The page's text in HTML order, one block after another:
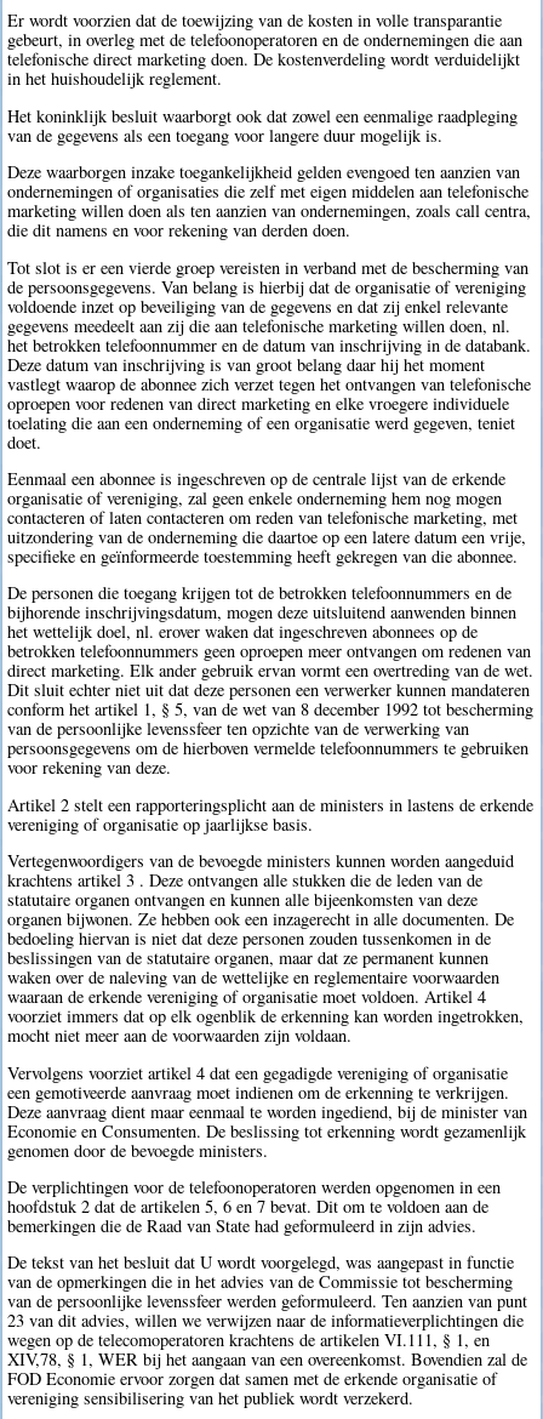
Er wordt voorzien dat de toewijzing van de kosten in volle transparantie
gebeurt, in overleg met de telefoonoperatoren en de ondernemingen die aan
telefonische direct marketing doen. De kostenverdeling wordt verduidelijkt
in het huishoudelijk reglement.
Het koninklijk besluit waarborgt ook dat zowel een eenmalige raadpleging
van de gegevens als een toegang voor langere duur mogelijk is.
Deze waarborgen inzake toegankelijkheid gelden evengoed ten aanzien van
ondernemingen of organisaties die zelf met eigen middelen aan telefonische
marketing willen doen als ten aanzien van ondernemingen, zoals call centra,
die dit namens en voor rekening van derden doen.
Tot slot is er een vierde groep vereisten in verband met de bescherming van
de persoonsgegevens. Van belang is hierbij dat de organisatie of vereniging
voldoende inzet op beveiliging van de gegevens en dat zij enkel relevante
gegevens meedeelt aan zij die aan telefonische marketing willen doen, nl.
het betrokken telefoonnummer en de datum van inschrijving in de databank.
Deze datum van inschrijving is van groot belang daar hij het moment
vastlegt waarop de abonnee zich verzet tegen het ontvangen van telefonische
oproepen voor redenen van direct marketing en elke vroegere individuele
toelating die aan een onderneming of een organisatie werd gegeven, teniet
doet.
Eenmaal een abonnee is ingeschreven op de centrale lijst van de erkende
organisatie of vereniging, zal geen enkele onderneming hem nog mogen
contacteren of laten contacteren om reden van telefonische marketing, met
uitzondering van de onderneming die daartoe op een latere datum een vrije,
specifieke en geïnformeerde toestemming heeft gekregen van die abonnee.
De personen die toegang krijgen tot de betrokken telefoonnummers en de
bijhorende inschrijvingsdatum, mogen deze uitsluitend aanwenden binnen
het wettelijk doel, nl. erover waken dat ingeschreven abonnees op de
betrokken telefoonnummers geen oproepen meer ontvangen om redenen van
direct marketing. Elk ander gebruik ervan vormt een overtreding van de wet.
Dit sluit echter niet uit dat deze personen een verwerker kunnen mandateren
conform het artikel 1, § 5, van de wet van 8 december 1992 tot bescherming
van de persoonlijke levenssfeer ten opzichte van de verwerking van
persoonsgegevens om de hierboven vermelde telefoonnummers te gebruiken
voor rekening van deze.
Artikel 2 stelt een rapporteringsplicht aan de ministers in lastens de erkende
vereniging of organisatie op jaarlijkse basis.
Vertegenwoordigers van de bevoegde ministers kunnen worden aangeduid
krachtens artikel 3 . Deze ontvangen alle stukken die de leden van de
statutaire organen ontvangen en kunnen alle bijeenkomsten van deze
organen bijwonen. Ze hebben ook een inzagerecht in alle documenten. De
bedoeling hiervan is niet dat deze personen zouden tussenkomen in de
beslissingen van de statutaire organen, maar dat ze permanent kunnen
waken over de naleving van de wettelijke en reglementaire voorwaarden
waaraan de erkende vereniging of organisatie moet voldoen. Artikel 4
voorziet immers dat op elk ogenblik de erkenning kan worden ingetrokken,
mocht niet meer aan de voorwaarden zijn voldaan.
Vervolgens voorziet artikel 4 dat een gegadigde vereniging of organisatie
een gemotiveerde aanvraag moet indienen om de erkenning te verkrijgen.
Deze aanvraag dient maar eenmaal te worden ingediend, bij de minister van
Economie en Consumenten. De beslissing tot erkenning wordt gezamenlijk
genomen door de bevoegde ministers.
De verplichtingen voor de telefoonoperatoren werden opgenomen in een
hoofdstuk 2 dat de artikelen 5, 6 en 7 bevat. Dit om te voldoen aan de
bemerkingen die de Raad van State had geformuleerd in zijn advies.
De tekst van het besluit dat U wordt voorgelegd, was aangepast in functie
van de opmerkingen die in het advies van de Commissie tot bescherming
van de persoonlijke levenssfeer werden geformuleerd. Ten aanzien van punt
23 van dit advies, willen we verwijzen naar de informatieverplichtingen die
wegen op de telecomoperatoren krachtens de artikelen VI.111, § 1, en
XIV,78, § 1, WER bij het aangaan van een overeenkomst. Bovendien zal de
FOD Economie ervoor zorgen dat samen met de erkende organisatie of
vereniging sensibilisering van het publiek wordt verzekerd.